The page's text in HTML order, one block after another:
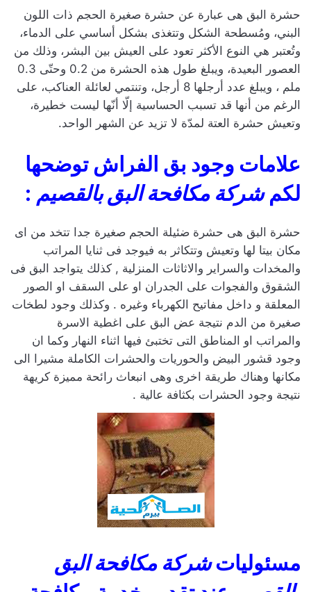
حشرة البق هى عبارة عن حشرة صغيرة الحجم ذات اللون
البني، ومُسطحة الشكل وتتغذى بشكل أساسي على الدماء،
وتُعتبر هي النوع الأكثر تعود على العيش بين البشر، وذلك من
العصور البعيدة، ويبلغ طول هذه الحشرة من 0.2 وحتّى 0.3
ملم ، ويبلغ عدد أرجلها 8 أرجل، وتنتمي لعائلة العناكب، على
الرغم من أنها قد تسبب الحساسية إلّا أنّها ليست خطيرة،
وتعيش حشرة العتة لمدّة لا تزيد عن الشهر الواحد.
علامات وجود بق الفراش توضحها
لكمشركة مكافحة البق بالقصيم :
حشرة البق هى حشرة ضئيلة الحجم صغيرة جدا تتخد من اى
مكان بيتا لها وتعيش وتتكاثر به فيوجد فى ثنايا المراتب
والمخدات والسراير والاثاثات المنزلية , كذلك يتواجد البق فى
الشقوق والفجوات على الجدران او على السقف او الصور
المعلقة و داخل مفاتيح الكهرباء وغيره . وكذلك وجود لطخات
صغيرة من الدم نتيجة عض البق على اغطية الاسرة
والمراتب او المناطق التى تختبئ فيها اثناء النهار وكما ان
وجود قشور البيض والحوريات والحشرات الكاملة مشيرا الى
مكانها وهناك طريقة اخرى وهى انبعاث رائحة مميزة كريهة
نتيجة وجود الحشرات بكثافة عالية .
مسئولياتشركة مكافحة البق